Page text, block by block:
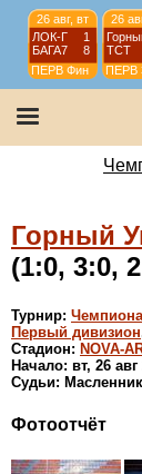
26 авг, вт
ЛОК-Г
1
БАГА7
8
ПЕРВ Фин
26
ТСТ
ПЕРВ
Горный
(1:0, 3:0,
Турнир:
Первый дивизион
Стадион: NOVA-
Начало: вт, 26
Судьи:
Фотоотчёт